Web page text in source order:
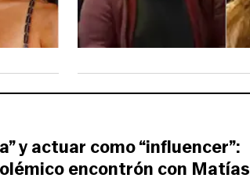
y actuar como “influencer”:
encontrón con Matías